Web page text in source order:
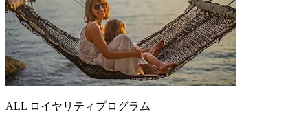
ALL ロイヤリティプログラム